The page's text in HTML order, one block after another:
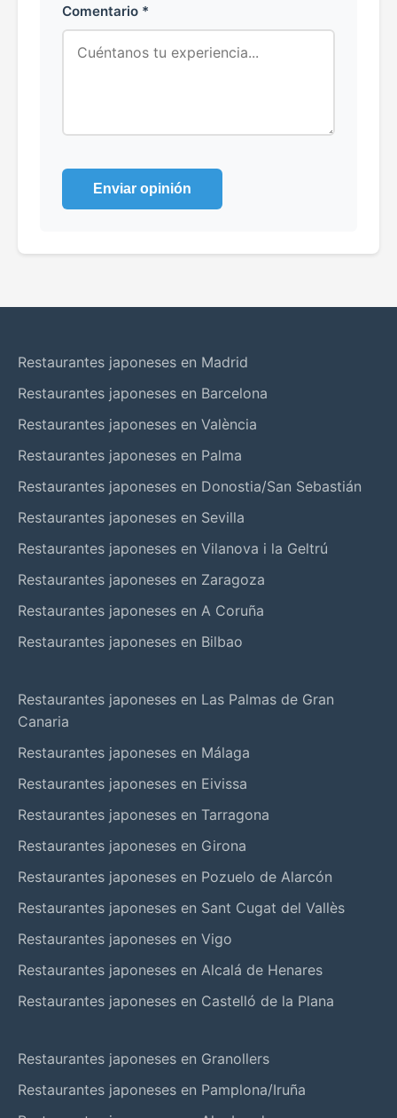
Comentario *
Enviar opinión
Restaurantes japoneses en Madrid
Restaurantes japoneses en Barcelona
Restaurantes japoneses en València
Restaurantes japoneses en Palma
Restaurantes japoneses en Donostia/San Sebastián
Restaurantes japoneses en Sevilla
Restaurantes japoneses en Vilanova i la Geltrú
Restaurantes japoneses en Zaragoza
Restaurantes japoneses en A Coruña
Restaurantes japoneses en Bilbao
Restaurantes japoneses en Las Palmas de Gran
Canaria
Restaurantes japoneses en Málaga
Restaurantes japoneses en Eivissa
Restaurantes japoneses en Tarragona
Restaurantes japoneses en Girona
Restaurantes japoneses en Pozuelo de Alarcón
Restaurantes japoneses en Sant Cugat del Vallès
Restaurantes japoneses en Vigo
Restaurantes japoneses en Alcalá de Henares
Restaurantes japoneses en Castelló de la Plana
Restaurantes japoneses en Granollers
Restaurantes japoneses en Pamplona/Iruña